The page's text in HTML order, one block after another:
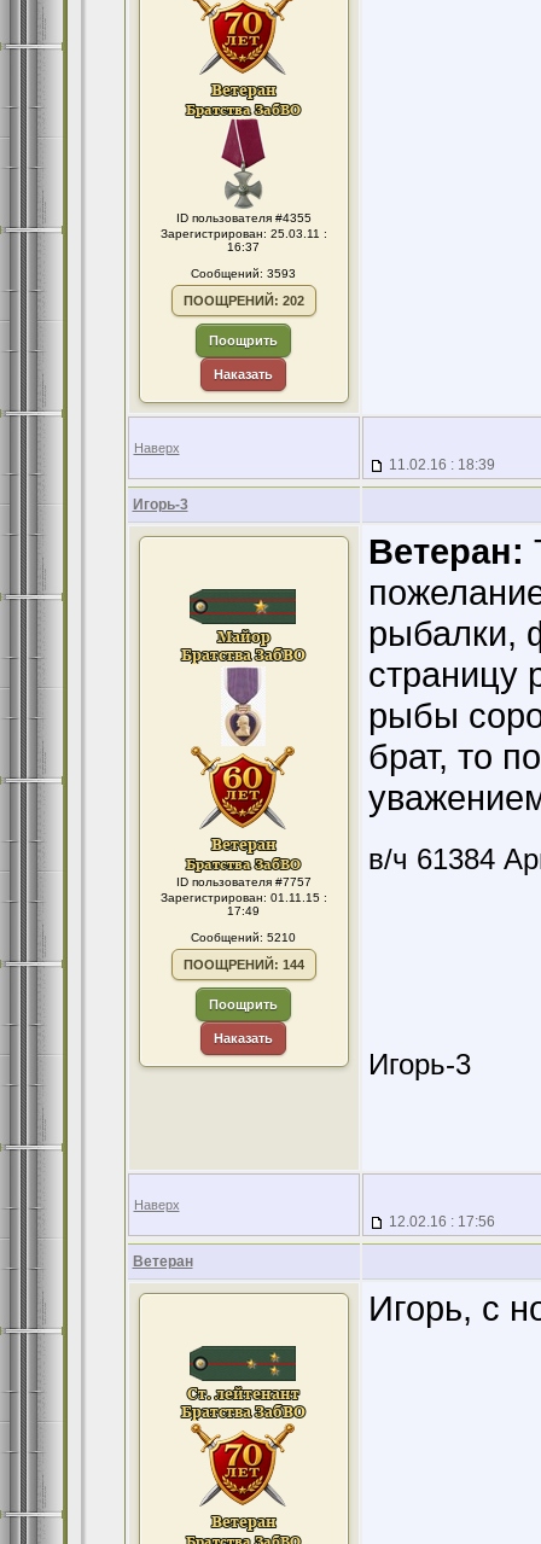
ID пользователя #4355
Зарегистрирован: 25.03.11 :
16:37
Сообщений: 3593
ПООЩРЕНИЙ: 202
Поощрить
Наказать
Наверх
11.02.16 : 18:39
Игорь-3
ID пользователя #7757
Зарегистрирован: 01.11.15 :
17:49
Сообщений: 5210
ПООЩРЕНИЙ: 144
Поощрить
Наказать
Ветеран:
рыбалки,
страницу
рыбы
брат, то
в/ч 61384
Игорь-3
Наверх
12.02.16 : 17:56
Ветеран
Игорь, с